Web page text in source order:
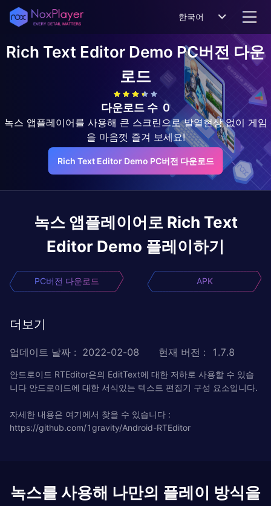
한국어
Rich Text Editor Demo PC버전 다운
로드
다운로드 수 0
녹스 앱플레이어를 사용해 큰 스크린으로 발열현상 없이 게임
을 마음껏 즐겨 보세요!
Rich Text Editor Demo PC버전 다운로드
녹스 앱플레이어로 Rich Text
Editor Demo 플레이하기
PC버전 다운로드 APK
더보기
업데이트 날짜 : 2022-02-08 현재 버전 : 1.7.8
안드로이드 RTEditor은의 EditText에 대한 저하로 사용할 수 있습
니다 안드로이드에 대한 서식있는 텍스트 편집기 구성 요소입니다.
자세한 내용은 여기에서 찾을 수 있습니다 :
https://github.com/1gravity/Android-RTEditor
녹스를 사용해 나만의 플레이 방식을